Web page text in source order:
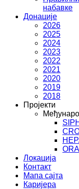
набавке
Донације
2026
2025
2024
2023
2022
2021
2020
2019
2018
Пројекти
Локација
Контакт
Мапа сајта
Каријера